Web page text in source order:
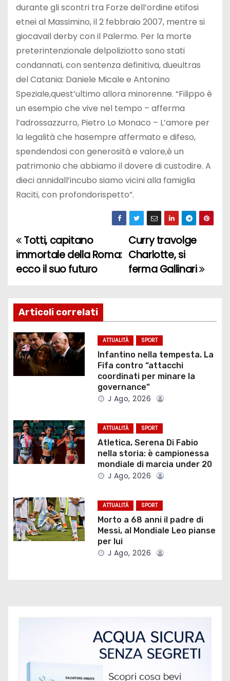
durante gli scontri tra Forze dell’ordine etifosi
etnei al Massimino, il 2 febbraio 2007, mentre si
giocavail derby con il Palermo. Per la morte
preterintenzionale delpoliziotto sono stati
condannati, con sentenza definitiva, dueultras
del Catania: Daniele Micale e Antonino
Speziale,quest’ultimo allora minorenne. “Filippo è
un esempio che vive nel tempo – afferma
l’adrossazzurro, Pietro Lo Monaco – L’amore per
la legalità che hasempre affermato e difeso,
spendendosi con generosità e valore,è un
patrimonio che abbiamo il dovere di custodire. A
dieci annidall’incubo siamo vicini alla famiglia
Raciti, con profondorispetto”.
N
a
i
g
a
z
o
n
e
r
t
i
Curry travolge
Charlotte, si
ferma Gallinari
Totti, capitano
immortale della Roma:
ecco il suo futuro
Articoli correlati
ATTUALITÀ SPORT
Infantino nella tempesta. La
Fifa contro “attacchi
coordinati per minare la
governance”
J Ago, 2026
ATTUALITÀ SPORT
Atletica, Serena Di Fabio
nella storia: è campionessa
mondiale di marcia under 20
J Ago, 2026
ATTUALITÀ SPORT
Morto a 68 anni il padre di
Messi, al Mondiale Leo pianse
per lui
J Ago, 2026